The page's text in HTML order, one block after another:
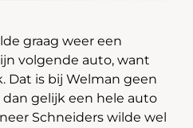
graag weer een
volgende auto, want
Dat is bij Welman geen
gelijk een hele auto
Schneiders wilde wel